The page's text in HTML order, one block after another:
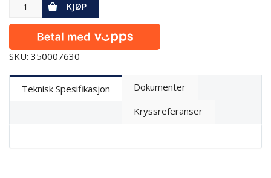
KJØP
SKU: 350007630
Teknisk Spesifikasjon
Dokumenter
Kryssreferanser